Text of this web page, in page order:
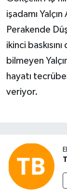
işadamı Yalçın
Perakende
ikinci
bilmeyen
hayatı
veriyor.